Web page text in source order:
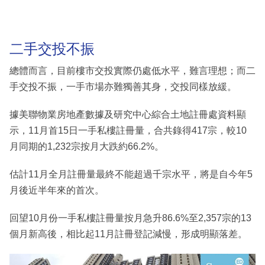
二手交投不振
總體而言，目前樓市交投實際仍處低水平，難言理想；而二
手交投不振，一手市場亦難獨善其身，交投同樣放緩。
據美聯物業房地產數據及研究中心綜合土地註冊處資料顯
示，11月首15日一手私樓註冊量，合共錄得417宗，較10
月同期的1,232宗按月大跌約66.2%。
估計11月全月註冊量最終不能超過千宗水平，將是自今年5
月後近半年來的首次。
回望10月份一手私樓註冊量按月急升86.6%至2,357宗的13
個月新高後，相比起11月註冊登記減慢，形成明顯落差。